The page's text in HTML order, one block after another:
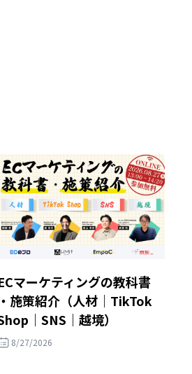
マーケティングの教科書
・施策紹介（人材｜TikTok
｜SNS｜越境）
8/27/2026